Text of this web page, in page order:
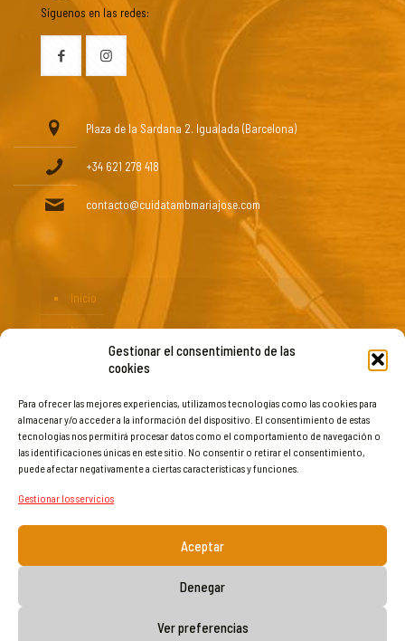
Gestionar el consentimiento de las
cookies
Para ofrecer las mejores experiencias, utilizamos tecnologías como las cookies para
almacenar y/o acceder a la información del dispositivo. El consentimiento de estas
tecnologías nos permitirá procesar datos como el comportamiento de navegación o
las identificaciones únicas en este sitio. No consentir o retirar el consentimiento,
puede afectar negativamente a ciertas características y funciones.
Gestionar los servicios
Aceptar
Denegar
Ver preferencias
Síguenos en las redes:
Plaza de la Sardana 2. Igualada (Barcelona)
+34 621 278 418
contacto@cuidatambmariajose.com
Inicio
Nosotros
Productos
Contacto
Web diseñada porAragón Marketing